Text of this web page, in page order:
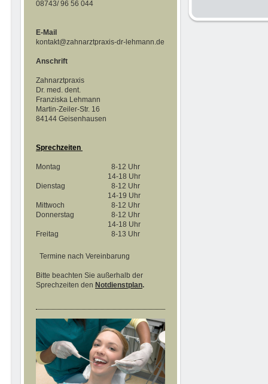
08743/ 96 56 044
E-Mail
kontakt@zahnarztpraxis-dr-lehmann.de
Anschrift
Zahnarztpraxis
Dr. med. dent.
Franziska Lehmann
Martin-Zeiler-Str. 16
84144 Geisenhausen
Sprechzeiten
Montag
Dienstag
Mittwoch
Donnerstag
Freitag
8-12 Uhr
14-18 Uhr
8-12 Uhr
14-19 Uhr
8-12 Uhr
8-12 Uhr
14-18 Uhr
8-13 Uhr
Termine nach Vereinbarung
Bitte beachten Sie außerhalb der
Sprechzeiten den Notdienstplan.